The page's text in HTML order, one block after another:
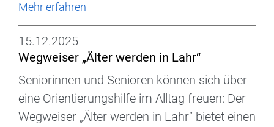
Mehr erfahren
15.12.2025
Wegweiser „Älter werden in Lahr“
Seniorinnen und Senioren können sich über
eine Orientierungshilfe im Alltag freuen: Der
Wegweiser „Älter werden in Lahr“ bietet einen